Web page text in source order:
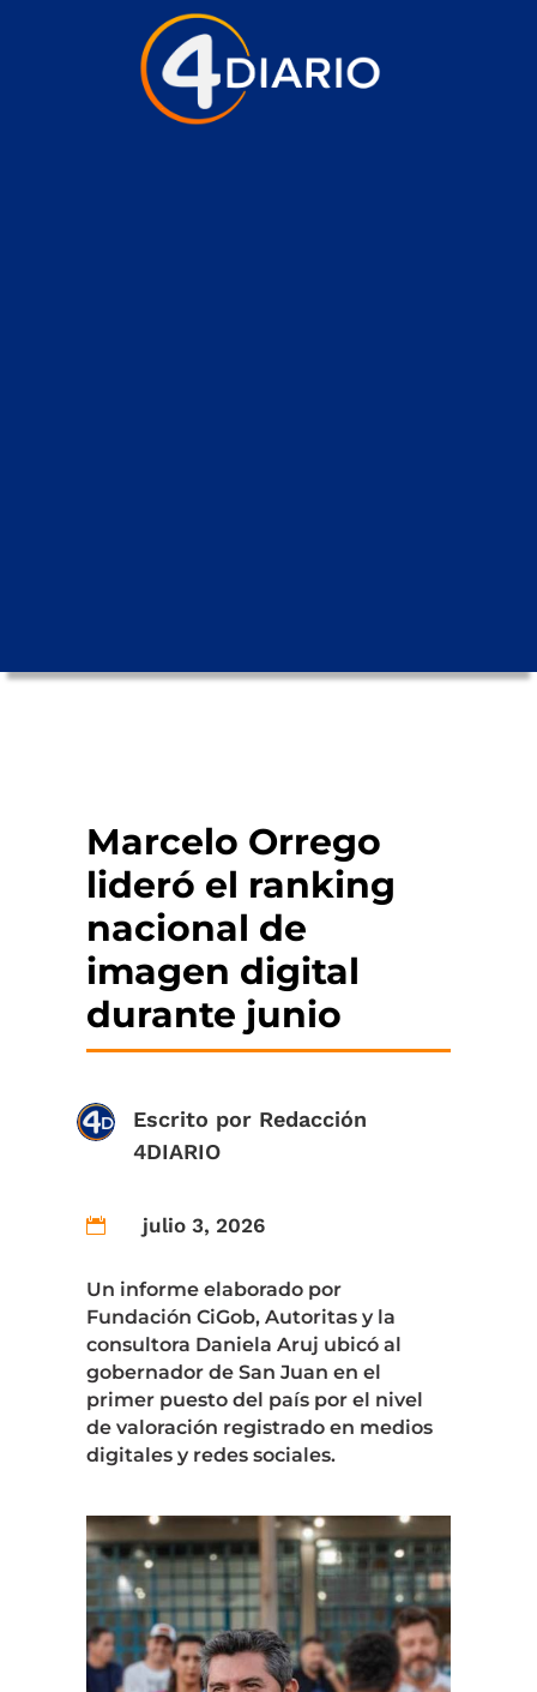
Marcelo Orrego
lideró el ranking
nacional de
imagen digital
durante junio
Escrito por Redacción
4DIARIO
 julio 3, 2026
Un informe elaborado por
Fundación CiGob, Autoritas y la
consultora Daniela Aruj ubicó al
gobernador de San Juan en el
primer puesto del país por el nivel
de valoración registrado en medios
digitales y redes sociales.